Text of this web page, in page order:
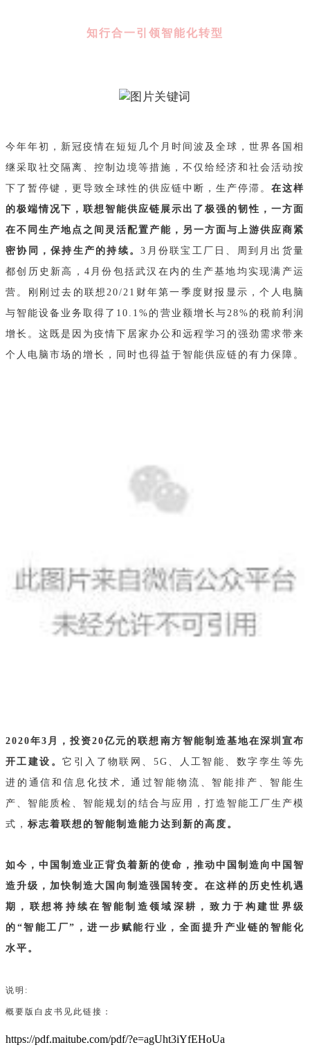
知行合一引领智能化转型
今年年初，新冠疫情在短短几个月时间波及全球，世界各国相
继采取社交隔离、控制边境等措施，不仅给经济和社会活动按
下了暂停键，更导致全球性的供应链中断，生产停滞。 在这样
的极端情况下，联想智能供应链展示出了极强的韧性，一方面
在不同生产地点之间灵活配置产能，另一方面与上游供应商紧
密协同，保持生产的持续。3月份联宝工厂日、周到月出货量
都创历史新高，4月份包括武汉在内的生产基地均实现满产运
营。刚刚过去的联想20/21财年第一季度财报显示，个人电脑
与智能设备业务取得了10.1%的营业额增长与28%的税前利润
增长。这既是因为疫情下居家办公和远程学习的强劲需求带来
个人电脑市场的增长，同时也得益于智能供应链的有力保障。
2020年3月，投资20亿元的联想南方智能制造基地在深圳宣布
开工建设。它引入了物联网、5G、人工智能、数字孪生等先
进的通信和信息化技术, 通过智能物流、智能排产、智能生
产、智能质检、智能规划的结合与应用，打造智能工厂生产模
式， 标志着联想的智能制造能力达到新的高度。
如今，中国制造业正背负着新的使命，推动中国制造向中国智
造升级，加快制造大国向制造强国转变。在这样的历史性机遇
期，联想将持续在智能制造领域深耕，致力于构建世界级
的“智能工厂”，进一步赋能行业，全面提升产业链的智能化
水平。
说明:
概要版白皮书见此链接：
https://pdf.maitube.com/pdf/?e=agUht3iYfEHoUa